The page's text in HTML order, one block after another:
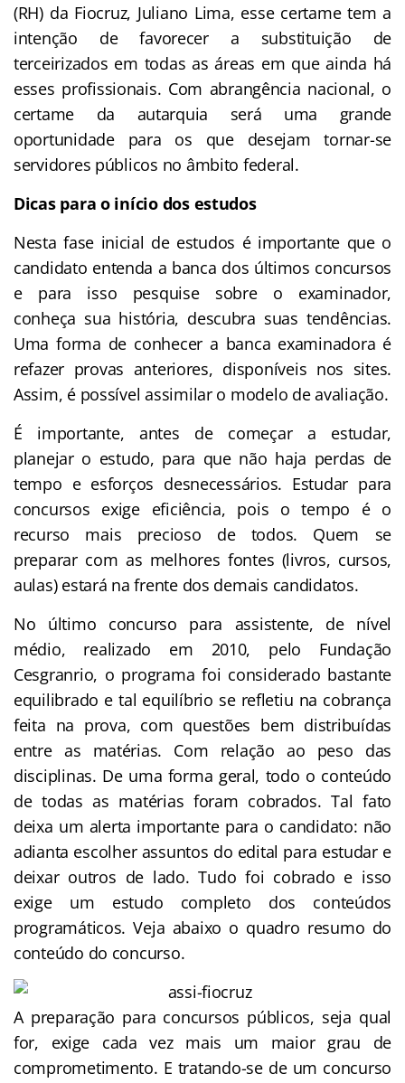
(RH) da Fiocruz, Juliano Lima, esse certame tem a
intenção de favorecer a substituição de
terceirizados em todas as áreas em que ainda há
esses profissionais. Com abrangência nacional, o
certame da autarquia será uma grande
oportunidade para os que desejam tornar-se
servidores públicos no âmbito federal.
Dicas para o início dos estudos
Nesta fase inicial de estudos é importante que o
candidato entenda a banca dos últimos concursos
e para isso pesquise sobre o examinador,
conheça sua história, descubra suas tendências.
Uma forma de conhecer a banca examinadora é
refazer provas anteriores, disponíveis nos sites.
Assim, é possível assimilar o modelo de avaliação.
É importante, antes de começar a estudar,
planejar o estudo, para que não haja perdas de
tempo e esforços desnecessários. Estudar para
concursos exige eficiência, pois o tempo é o
recurso mais precioso de todos. Quem se
preparar com as melhores fontes (livros, cursos,
aulas) estará na frente dos demais candidatos.
No último concurso para assistente, de nível
médio, realizado em 2010, pelo Fundação
Cesgranrio, o programa foi considerado bastante
equilibrado e tal equilíbrio se refletiu na cobrança
feita na prova, com questões bem distribuídas
entre as matérias. Com relação ao peso das
disciplinas. De uma forma geral, todo o conteúdo
de todas as matérias foram cobrados. Tal fato
deixa um alerta importante para o candidato: não
adianta escolher assuntos do edital para estudar e
deixar outros de lado. Tudo foi cobrado e isso
exige um estudo completo dos conteúdos
programáticos. Veja abaixo o quadro resumo do
conteúdo do concurso.
A preparação para concursos públicos, seja qual
for, exige cada vez mais um maior grau de
comprometimento. E tratando-se de um concurso